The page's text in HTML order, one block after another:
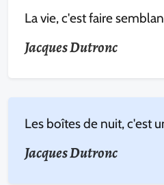
La vie, c'est faire
Jacques Dutronc
Les boîtes de nuit, c'est
Jacques Dutronc